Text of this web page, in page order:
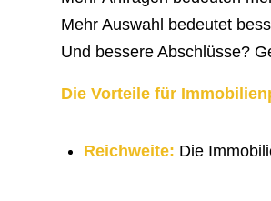
Mehr Auswahl bedeutet
Und bessere Abschlüsse?
Die Vorteile für
Reichweite: Die